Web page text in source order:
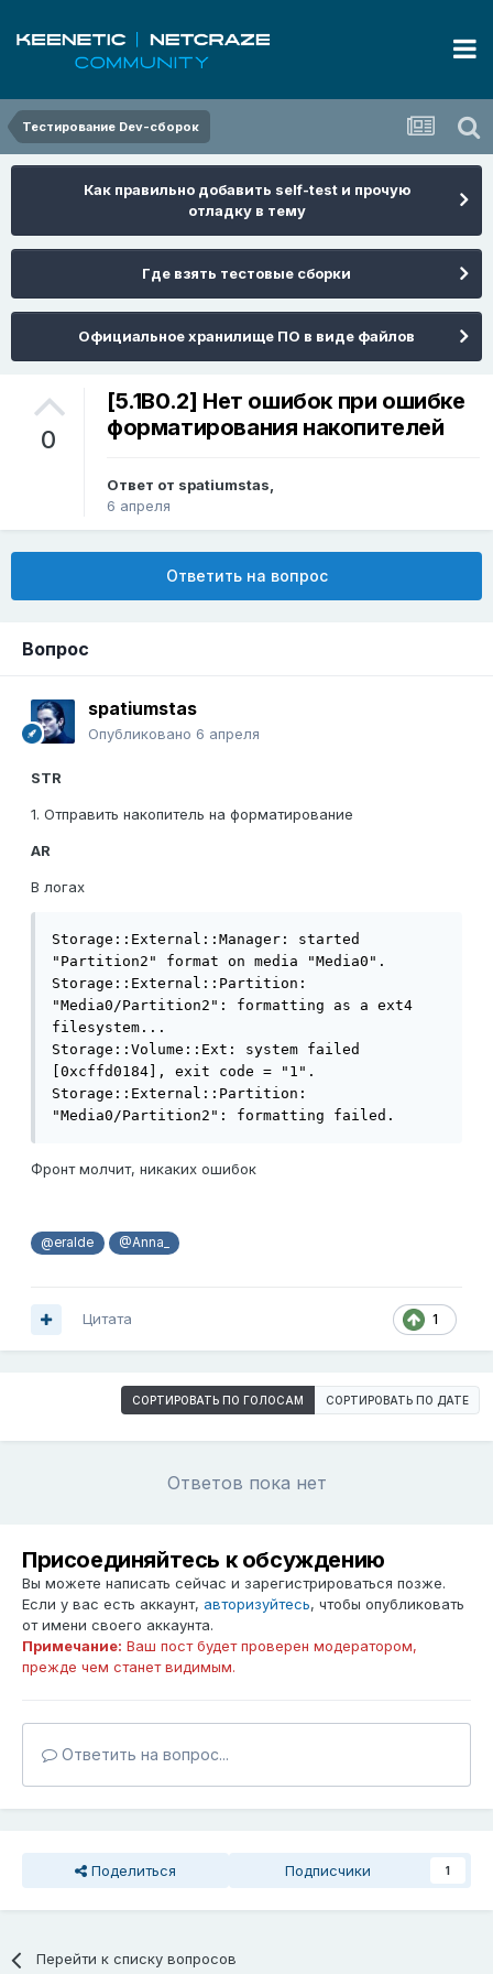
Тестирование Dev-сборок
Как правильно добавить self-test и прочую
отладку в тему
Где взять тестовые сборки
Официальное хранилище ПО в виде файлов
0
[5.1B0.2] Нет ошибок при ошибке
форматирования накопителей
Ответ от spatiumstas,
6 апреля
Ответить на вопрос
Вопрос
spatiumstas
Опубликовано 6 апреля
STR
1. Отправить накопитель на форматирование
AR
В логах
Storage::External::Manager: started
"Partition2" format on media "Media0".
Storage::External::Partition:
"Media0/Partition2": formatting as a ext4
filesystem...
Storage::Volume::Ext: system failed
[0xcffd0184], exit code = "1".
Storage::External::Partition:
"Media0/Partition2": formatting failed.
Фронт молчит, никаких ошибок
@eralde @Anna_
1
Цитата
СОРТИРОВАТЬ ПО ГОЛОСАМ СОРТИРОВАТЬ ПО ДАТЕ
Ответов пока нет
Присоединяйтесь к обсуждению
Вы можете написать сейчас и зарегистрироваться позже.
Если у вас есть аккаунт, авторизуйтесь, чтобы опубликовать
от имени своего аккаунта.
Примечание: Ваш пост будет проверен модератором,
прежде чем станет видимым.
Ответить на вопрос...
Поделиться Подписчики 1
Перейти к списку вопросов